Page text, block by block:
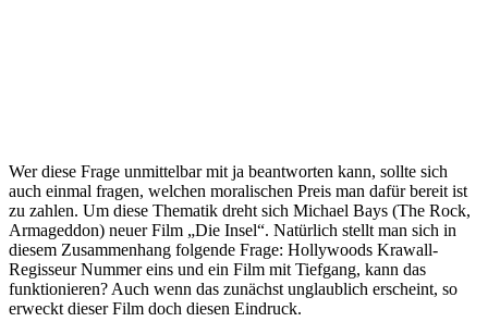
Wer diese Frage unmittelbar mit ja beantworten kann, sollte sich
auch einmal fragen, welchen moralischen Preis man dafür bereit ist
zu zahlen. Um diese Thematik dreht sich Michael Bays (The Rock,
Armageddon) neuer Film „Die Insel“. Natürlich stellt man sich in
diesem Zusammenhang folgende Frage: Hollywoods Krawall-
Regisseur Nummer eins und ein Film mit Tiefgang, kann das
funktionieren? Auch wenn das zunächst unglaublich erscheint, so
erweckt dieser Film doch diesen Eindruck.